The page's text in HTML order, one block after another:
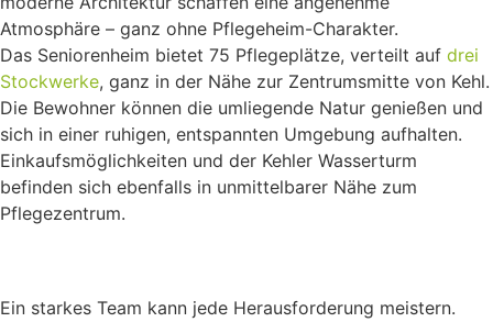
Atmosphäre – ganz ohne Pflegeheim-Charakter.
Das Seniorenheim bietet 75 Pflegeplätze, verteilt auf drei
Stockwerke, ganz in der Nähe zur Zentrumsmitte von Kehl.
Die Bewohner können die umliegende Natur genießen und
sich in einer ruhigen, entspannten Umgebung aufhalten.
Einkaufsmöglichkeiten und der Kehler Wasserturm
befinden sich ebenfalls in unmittelbarer Nähe zum
Pflegezentrum.
Ein starkes Team kann jede Herausforderung meistern.